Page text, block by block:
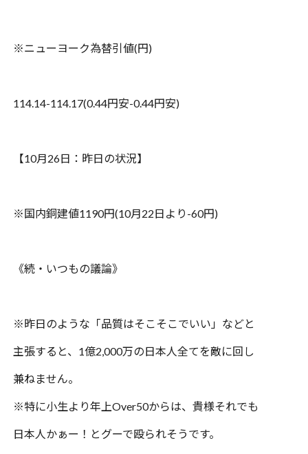
※ニューヨーク為替引値(円)
114.14-114.17(0.44円安-0.44円安)
【10月26日：昨日の状況】
※国内銅建値1190円(10月22日より -60円)
《続・いつもの議論》
※昨日のような「品質はそこそこでいい」などと
主張すると、 1億2,000万の日本人全てを敵に回し
兼ねません。
※特に小生より年上Over50からは、貴様それでも
日本人かぁー！とグーで殴られそうです。